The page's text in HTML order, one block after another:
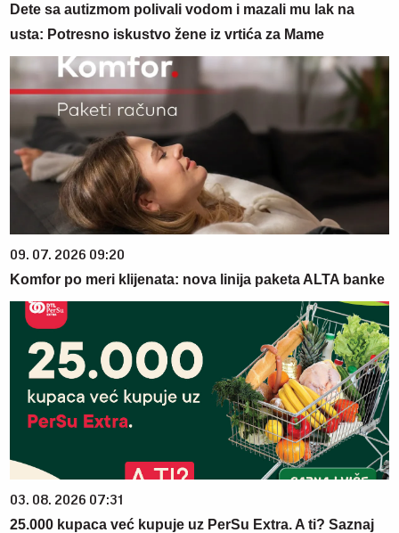
Dete sa autizmom polivali vodom i mazali mu lak na
usta: Potresno iskustvo žene iz vrtića za Mame
09. 07. 2026 09:20
Komfor po meri klijenata: nova linija paketa ALTA banke
03. 08. 2026 07:31
25.000 kupaca već kupuje uz PerSu Extra. A ti? Saznaj